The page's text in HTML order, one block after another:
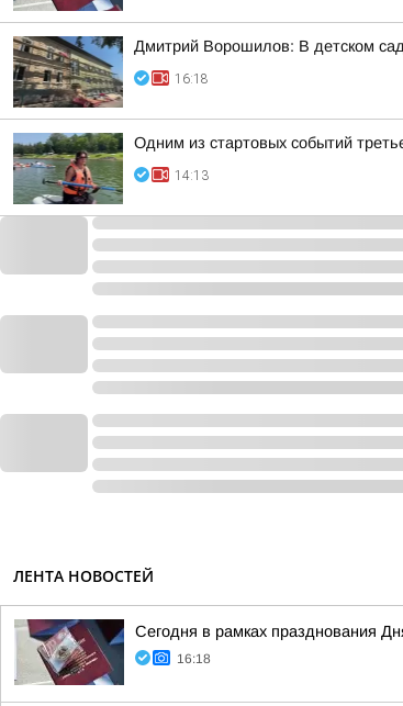
Дмитрий Ворошилов: В детском
16:18
Одним из стартовых событий
14:13
ЛЕНТА НОВОСТЕЙ
Сегодня в рамках празднования
16:18